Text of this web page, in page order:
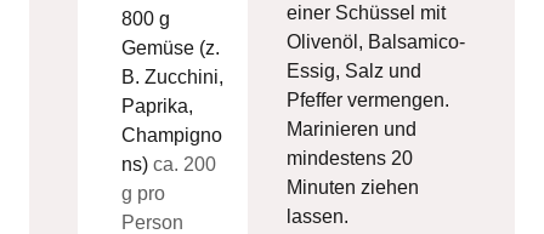
800 g
Gemüse (z.
B. Zucchini,
Paprika,
Champigno
ns) ca. 200
g pro
Person
einer Schüssel mit
Olivenöl, Balsamico-
Essig, Salz und
Pfeffer vermengen.
Marinieren und
mindestens 20
Minuten ziehen
lassen.